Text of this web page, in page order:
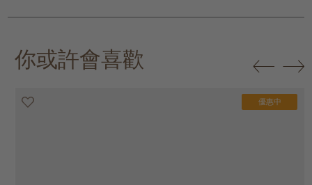
你或許會喜歡
優惠中
優惠中
優惠中
優惠中
優惠中
優惠中
優惠中
優惠中
優惠中
優惠中